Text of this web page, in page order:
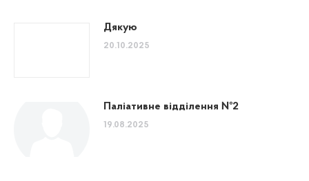
Дякую
20.10.2025
Паліативне відділення №2
19.08.2025